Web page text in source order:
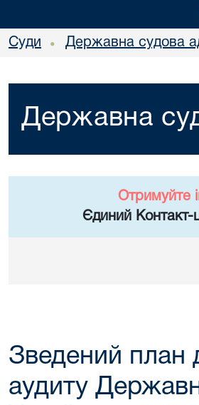
Суди • Державна судова
Державна
Отримуйте
Єдиний Контакт-
Зведений план
аудиту